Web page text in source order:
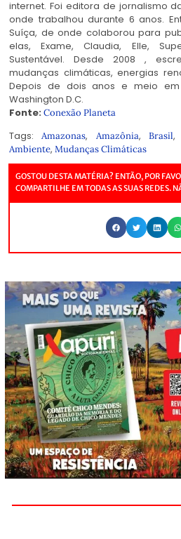
internet. Foi editora de jornalismo
onde trabalhou durante 6 anos.
Suíça, de onde colaborou para
elas, Exame, Claudia, Elle,
Sustentável. Desde 2008 ,
mudanças climáticas, energias
Depois de dois anos e meio
Washington D.C.
Fonte: Conexão Planeta
Tags:Amazonas, Amazônia,Brasil
Ambiente, Mudanças Climáticas
GOSTOU DESTA MATÉRIA? ENTÃO, POR
COMPARTILHE EM TODAS AS SUAS REDES.